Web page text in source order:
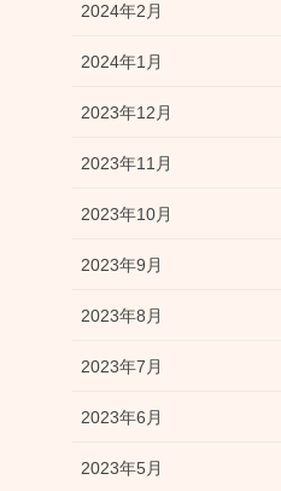
2024年2月
2024年1月
2023年12月
2023年11月
2023年10月
2023年9月
2023年8月
2023年7月
2023年6月
2023年5月